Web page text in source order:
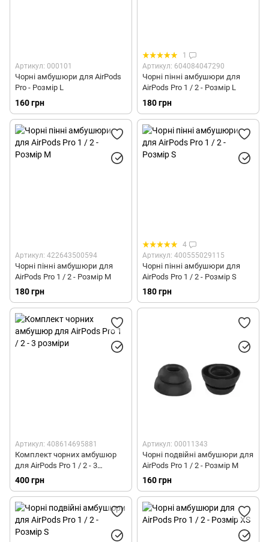
Артикул: 000101
Чорні амбушюри для AirPods
Pro - Розмір L
160 грн
1
Артикул: 604084047290
Чорні пінні амбушюри для
AirPods Pro 1 / 2 - Розмір L
180 грн
Артикул: 422643500594
Чорні пінні амбушюри для
AirPods Pro 1 / 2 - Розмір M
180 грн
4
Артикул: 400555029115
Чорні пінні амбушюри для
AirPods Pro 1 / 2 - Розмір S
180 грн
Артикул: 408614695881
Комплект чорних амбушюр
для AirPods Pro 1 / 2 - 3
розміри
400 грн
Артикул: 00011343
Чорні подвійні амбушюри для
AirPods Pro 1 / 2 - Розмір M
160 грн